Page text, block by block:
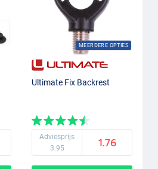
MEERDERE OPTIES
Ultimate Fix Backrest
Adviesprijs
3.95
1.76